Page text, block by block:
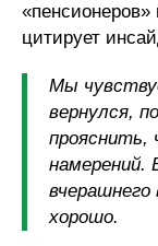
цитирует
Мы
вернулся,
прояснить,
намерений.
вчерашнего
хорошо.